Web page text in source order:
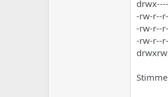
-rw-r--
-rw-r--
-rw-r--